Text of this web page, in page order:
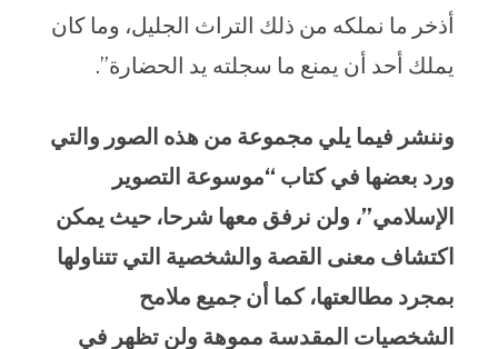
أذخر ما نملكه من ذلك التراث الجليل، وما كان
يملك أحد أن يمنع ما سجلته يد الحضارة”.
وننشر فيما يلي مجموعة من هذه الصور والتي
ورد بعضها في كتاب “موسوعة التصوير
الإسلامي”، ولن نرفق معها شرحا، حيث يمكن
اكتشاف معنى القصة والشخصية التي تتناولها
بمجرد مطالعتها، كما أن جميع ملامح
الشخصيات المقدسة مموهة ولن تظهر في